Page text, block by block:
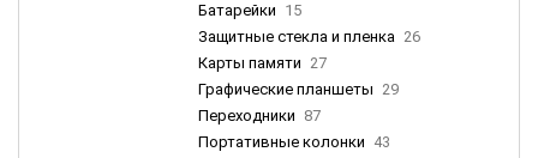
Батарейки 15
Защитные стекла и пленка 26
Карты памяти 27
Графические планшеты 29
Переходники 87
Портативные колонки 43